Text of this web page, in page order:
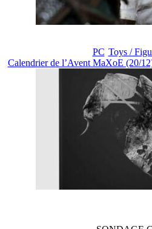
PC Toys /
Calendrier de l’Avent MaXoE (20/